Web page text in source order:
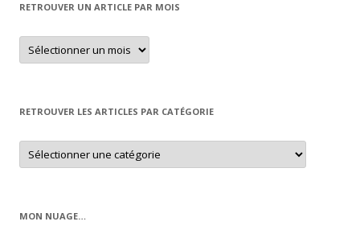
RETROUVER UN ARTICLE PAR MOIS
Retrouver
un
article
RETROUVER LES ARTICLES PAR CATÉGORIE
Retrouver
les
articles
MON NUAGE…